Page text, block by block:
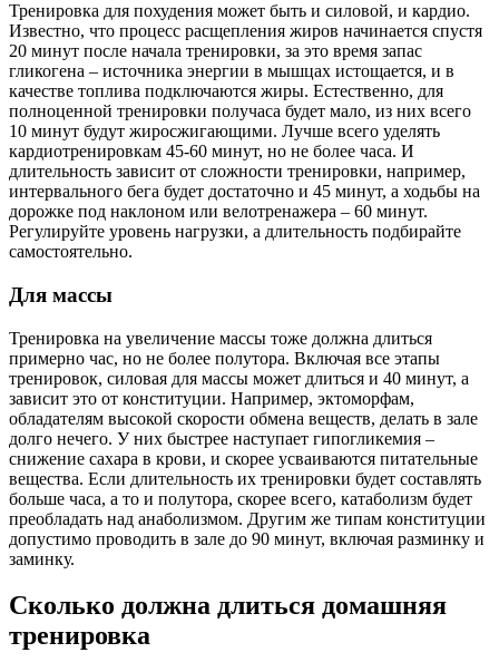
Тренировка для похудения может быть и силовой, и кардио.
Известно, что процесс расщепления жиров начинается спустя
20 минут после начала тренировки, за это время запас
гликогена – источника энергии в мышцах истощается, и в
качестве топлива подключаются жиры. Естественно, для
полноценной тренировки получаса будет мало, из них всего
10 минут будут жиросжигающими. Лучше всего уделять
кардиотренировкам 45-60 минут, но не более часа. И
длительность зависит от сложности тренировки, например,
интервального бега будет достаточно и 45 минут, а ходьбы на
дорожке под наклоном или велотренажера – 60 минут.
Регулируйте уровень нагрузки, а длительность подбирайте
самостоятельно.
Для массы
Тренировка на увеличение массы тоже должна длиться
примерно час, но не более полутора. Включая все этапы
тренировок, силовая для массы может длиться и 40 минут, а
зависит это от конституции. Например, эктоморфам,
обладателям высокой скорости обмена веществ, делать в зале
долго нечего. У них быстрее наступает гипогликемия –
снижение сахара в крови, и скорее усваиваются питательные
вещества. Если длительность их тренировки будет составлять
больше часа, а то и полутора, скорее всего, катаболизм будет
преобладать над анаболизмом. Другим же типам конституции
допустимо проводить в зале до 90 минут, включая разминку и
заминку.
Сколько должна длиться домашняя
тренировка